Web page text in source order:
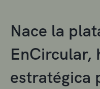
Nace la
EnCircular,
estratégica